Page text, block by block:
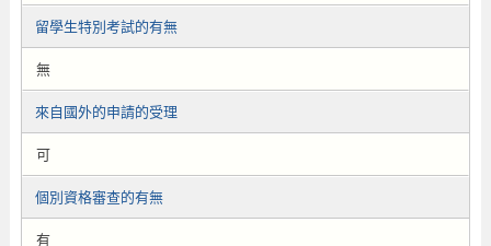
留學生特別考試的有無
無
來自國外的申請的受理
可
個別資格審查的有無
有